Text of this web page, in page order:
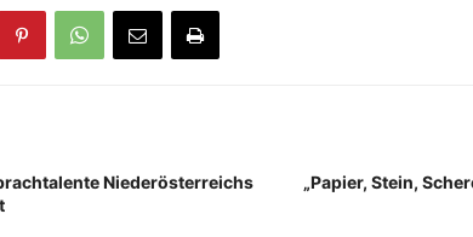
Niederösterreichs
„Papier, Stein,